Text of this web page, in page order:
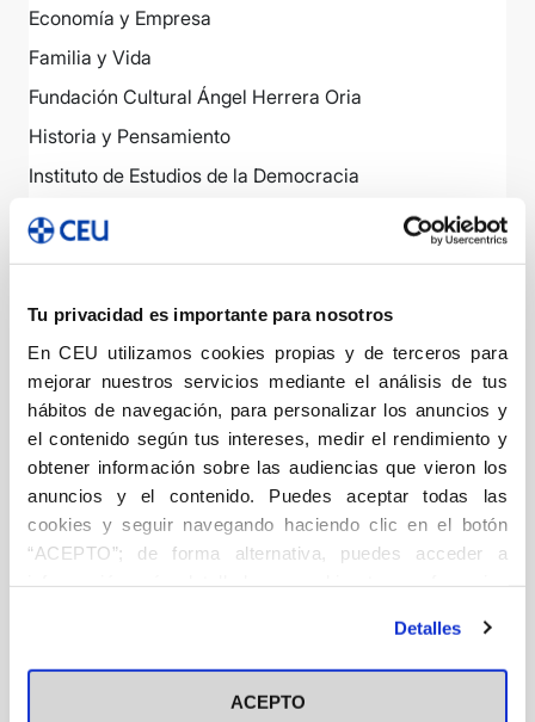
Tu privacidad es importante para nosotros
En CEU utilizamos cookies propias y de terceros para
mejorar nuestros servicios mediante el análisis de tus
hábitos de navegación, para personalizar los anuncios y
el contenido según tus intereses, medir el rendimiento y
obtener información sobre las audiencias que vieron los
anuncios y el contenido. Puedes aceptar todas las
cookies y seguir navegando haciendo clic en el botón
“ACEPTO”; de forma alternativa, puedes acceder a
en el botón "Personalizar". Para más información puedes
visitar nuestra Política de Cookies
Detalles
ACEPTO
Economía y Empresa
Familia y Vida
Fundación Cultural Ángel Herrera Oria
Historia y Pensamiento
Instituto de Estudios de la Democracia
Instituto de Humanidades Ángel Ayala
Históricas
Albores (2001-2012)
Aula de Tauromaquia (2003-2015)
Biblioteca Básica (2010-2011)
Colegio Mayor Universitario de San Pablo (2009-